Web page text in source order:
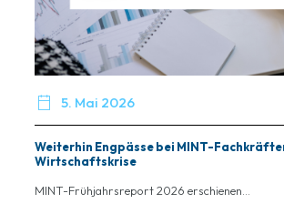
 5. Mai 2026
Weiterhin Engpässe bei MINT-
Wirtschaftskrise
MINT-Frühjahrsreport 2026 erschienen...